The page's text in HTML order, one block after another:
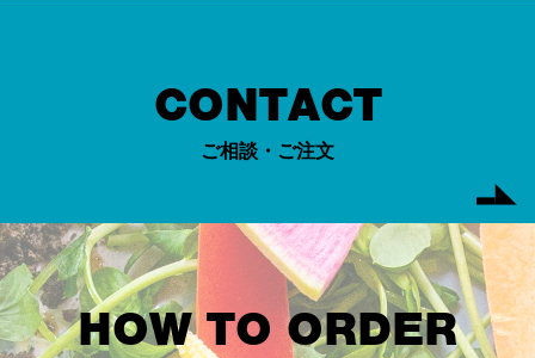
CONTACT
ご相談・ご注文
HOW TO ORDER